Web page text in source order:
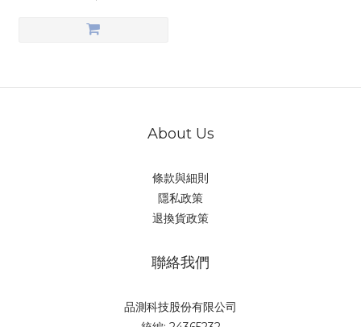
About Us
條款與細則
隱私政策
退換貨政策
聯絡我們
品測科技股份有限公司